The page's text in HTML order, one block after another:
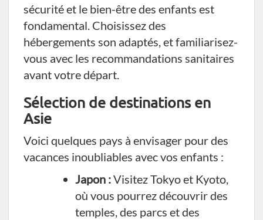
sécurité et le bien-être des enfants est
fondamental. Choisissez des
hébergements son adaptés, et familiarisez-
vous avec les recommandations sanitaires
avant votre départ.
Sélection de destinations en
Asie
Voici quelques pays à envisager pour des
vacances inoubliables avec vos enfants :
Japon :Visitez Tokyo et Kyoto,
où vous pourrez découvrir des
temples, des parcs et des